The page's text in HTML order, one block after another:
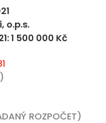
o.p.s.
1 500 000 Kč
ROZPOČET)